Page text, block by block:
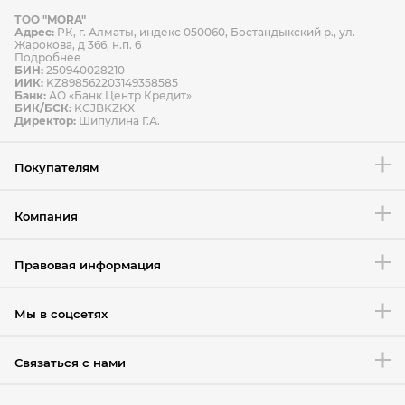
Способы оплаты Способы доставки
Условия возврата товара
ТОО "MORA"
Адрес: РК, г. Алматы, индекс 050060, Бостандыкский р., ул.
Жарокова, д 366, н.п. 6
Подробнее
БИН: 250940028210
ИИК: KZ898562203149358585
Банк: АО «Банк Центр Кредит»
БИК/БСК: KCJBKZKX
Директор: Шипулина Г.А.
Покупателям
Компания
Правовая информация
Мы в соцсетях
Связаться с нами